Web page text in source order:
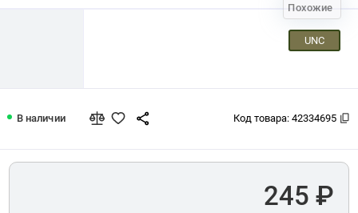
Похожие
UNC
В наличии Код товара: 42334695
245 ₽